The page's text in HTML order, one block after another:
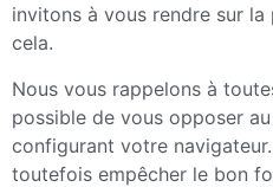
invitons à vous rendre sur
cela.
Nous vous rappelons à
possible de vous opposer
configurant votre
toutefois empêcher le bon